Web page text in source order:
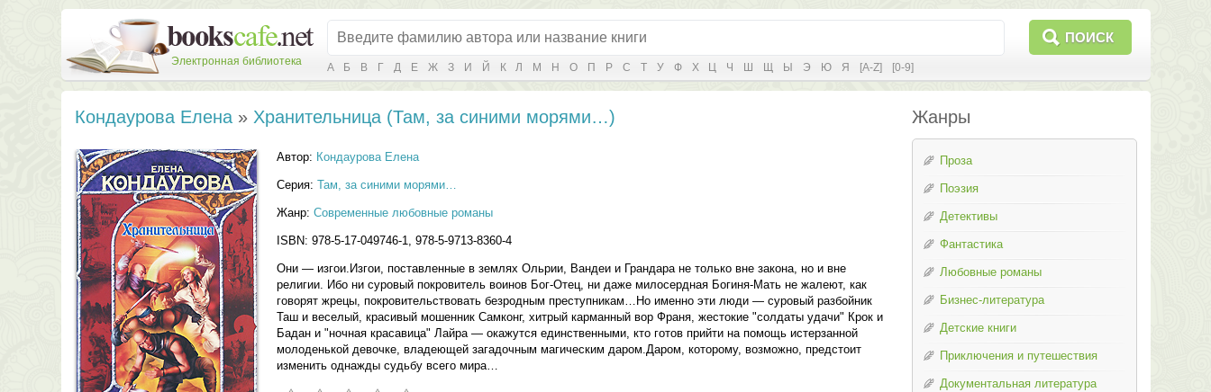
Электронная библиотека
ПОИСК
А Б В Г Д Е Ж З И Й К Л М Н О П Р С Т У Ф Х Ц Ч Ш Щ Ы Э Ю Я [A-Z] [0-9]
Кондаурова Елена» Хранительница (Там, за синими морями…)
Автор: Кондаурова Елена
Серия: Там, за синими морями…
Жанр: Современные любовные романы
ISBN: 978-5-17-049746-1, 978-5-9713-8360-4
Они — изгои.Изгои, поставленные в землях Ольрии, Вандеи и Грандара не только вне закона, но и вне
религии. Ибо ни суровый покровитель воинов Бог-Отец, ни даже милосердная Богиня-Мать не жалеют, как
говорят жрецы, покровительствовать безродным преступникам…Но именно эти люди — суровый разбойник
Таш и веселый, красивый мошенник Самконг, хитрый карманный вор Франя, жестокие "солдаты удачи" Крок и
Бадан и "ночная красавица" Лайра — окажутся единственными, кто готов прийти на помощь истерзанной
молоденькой девочке, владеющей загадочным магическим даром.Даром, которому, возможно, предстоит
изменить однажды судьбу всего мира…
Жанры
Проза
Поэзия
Детективы
Фантастика
Любовные романы
Бизнес-литература
Детские книги
Приключения и путешествия
Документальная литература